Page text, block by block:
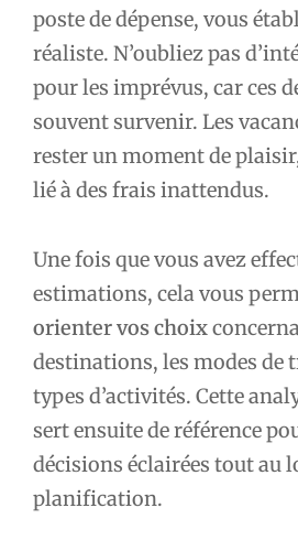
poste de dépense, vous
réaliste. N’oubliez pas
pour les imprévus, car ces
souvent survenir. Les
rester un moment de
lié à des frais inattendus.
Une fois que vous avez
estimations, cela vous
orienter vos choix
destinations, les modes de
types d’activités. Cette
sert ensuite de référence
décisions éclairées tout au
planification.